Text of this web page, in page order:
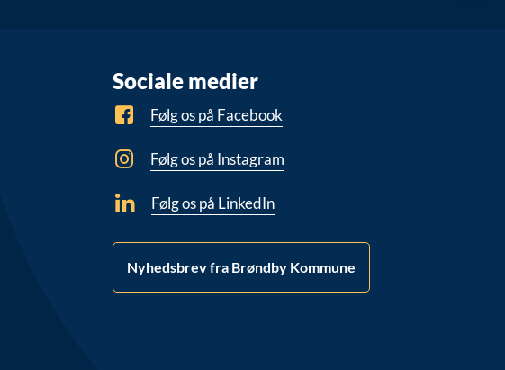
Sociale medier
Følg os på Facebook
Følg os på Instagram
Følg os på LinkedIn
Nyhedsbrev fra Brøndby Kommune